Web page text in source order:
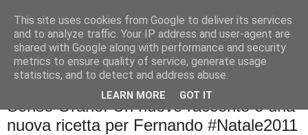
La cucina di QB
Se l'uomo è ciò che mangia il cuoco è ciò che cucina?
Senso Orario. Un nuovo racconto e una
nuova ricetta per Fernando #Natale2011
This site uses cookies from Google to deliver its services
and to analyze traffic. Your IP address and user-agent are
shared with Google along with performance and security
metrics to ensure quality of service, generate usage
statistics, and to detect and address abuse.
LEARN MORE GOT IT